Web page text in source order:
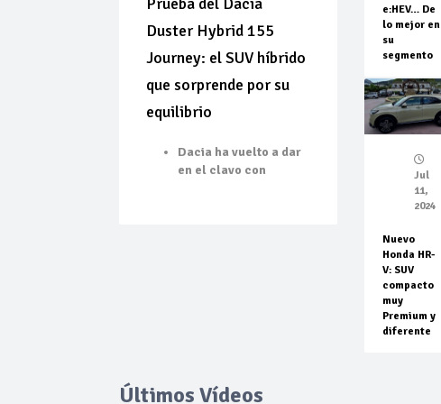
Duster Hybrid 155
Journey: el SUV híbrido
que sorprende por su
equilibrio
Dacia ha vuelto a dar
en el clavo con
e:HEV… De
lo mejor en
su
segmento
Jul
11,
2024
Nuevo
Honda HR-
V: SUV
compacto
muy
Premium y
diferente
Últimos Vídeos